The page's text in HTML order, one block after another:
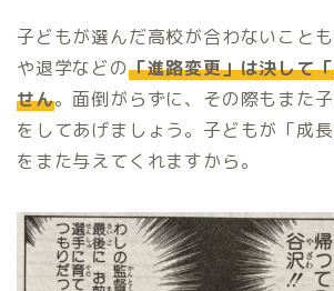
子どもが選んだ高校が合わないこと
や退学などの「進路変更」は決して
せん。面倒がらずに、その際もまた
をしてあげましょう。子どもが「成
をまた与えてくれますから。